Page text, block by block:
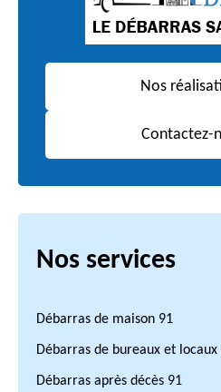
Nos
Contactez-
Nos services
Débarras de maison 91
Débarras de bureaux et
Débarras après décès 91